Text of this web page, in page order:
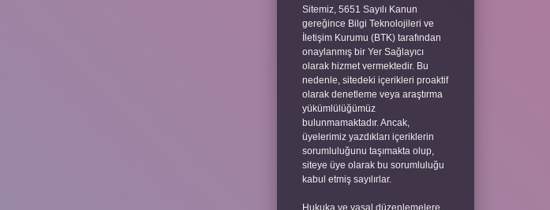
Sitemiz, 5651 Sayılı Kanun
gereğince Bilgi Teknolojileri ve
İletişim Kurumu (BTK) tarafından
onaylanmış bir Yer Sağlayıcı
olarak hizmet vermektedir. Bu
nedenle, sitedeki içerikleri proaktif
olarak denetleme veya araştırma
yükümlülüğümüz
bulunmamaktadır. Ancak,
üyelerimiz yazdıkları içeriklerin
sorumluluğunu taşımakta olup,
siteye üye olarak bu sorumluluğu
kabul etmiş sayılırlar.
Hukuka ve yasal düzenlemelere